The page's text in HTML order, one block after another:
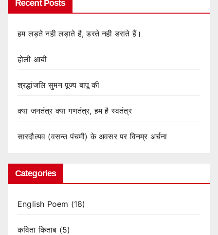
Recent Posts
हम लड़ते नही लड़ाते है, डरते नही डराते हैं।
होली आयी
श्रद्धांजलि सुमन पूज्य बापू की
क्या जनतंत्र क्या गणतंत्र, हम है स्वतंत्र
सारदौत्यव (वसन्त पंचमी) के अवसर पर विनम्र अर्चना
Categories
English Poem (18)
कविता किताब (5)